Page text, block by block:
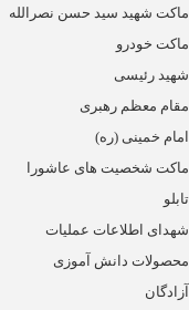
ماکت شهید سید حسن نصرالله
ماکت خودرو
شهید رئیسی
مقام معظم رهبری
امام خمینی (ره)
ماکت شخصیت های عاشورا
تابلو
شهدای اطلاعات عملیات
محصولات دانش آموزی
آزادگان